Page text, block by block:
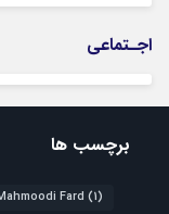
اجـتماعی
برچسب ها
Fard (1)